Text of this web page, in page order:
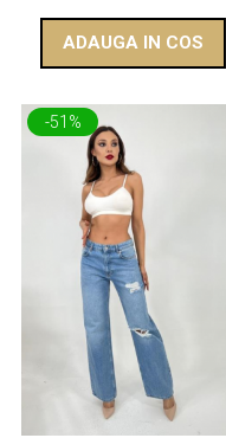
ADAUGA IN COS
-51%